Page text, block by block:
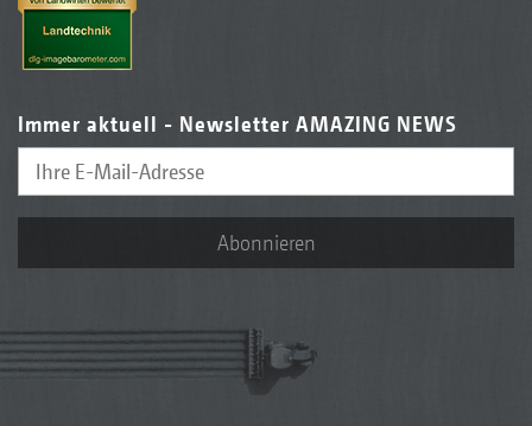
Immer aktuell - Newsletter AMAZING NEWS
Abonnieren